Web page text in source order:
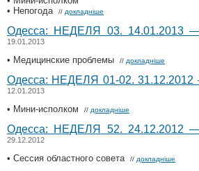
• Непогода
// докладніше
Одесса: НЕДЕЛЯ 03. 14.01.2013 —
19.01.2013
• Медицинские проблемы // докладніше
Одесса: НЕДЕЛЯ 01-02. 31.12.2012
12.01.2013
• Мини-исполком // докладніше
Одесса: НЕДЕЛЯ 52. 24.12.2012 —
29.12.2012
• Сессия областного совета // докладніше